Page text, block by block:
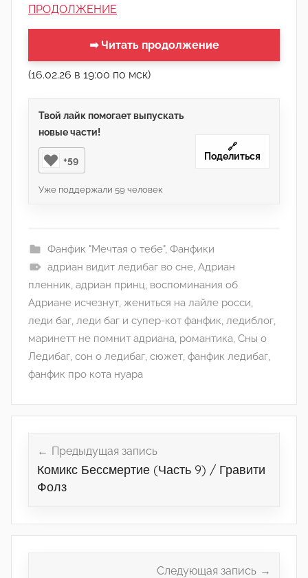
ПРОДОЛЖЕНИЕ
➡ Читать продолжение
(16.02.26 в 19:00 по мск)
Твой лайк помогает выпускать
новые части!
+59
Уже поддержали 59 человек
🔗
Поделиться
Фанфик "Мечтая о тебе", Фанфики
адриан видит ледибаг во сне, Адриан
пленник, адриан принц, воспоминания об
Адриане исчезнут, жениться на лайле росси,
леди баг, леди баг и супер-кот фанфик, ледиблог,
маринетт не помнит адриана, романтика, Сны о
Ледибаг, сон о ледибаг, сюжет, фанфик ледибаг,
фанфик про кота нуара
записям
Предыдущая запись
Комикс Бессмертие (Часть 9) / Гравити
Фолз
Следующая запись